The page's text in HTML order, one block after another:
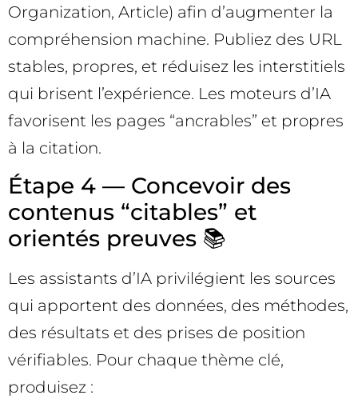
Organization, Article) afin d’augmenter la
compréhension machine. Publiez des URL
stables, propres, et réduisez les interstitiels
qui brisent l’expérience. Les moteurs d’IA
favorisent les pages “ancrables” et propres
à la citation.
Étape 4 — Concevoir des
contenus “citables” et
orientés preuves 📚
Les assistants d’IA privilégient les sources
qui apportent des données, des méthodes,
des résultats et des prises de position
vérifiables. Pour chaque thème clé,
produisez :